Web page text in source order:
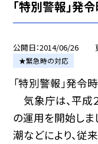
「特別警報」発
公開日 2014/06/26
★緊急時の対応
「特別警報」発令
気象庁は、平成２
の運用を開始しま
潮などにより、従